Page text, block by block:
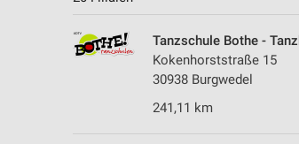
Tanzschule Bothe -
Kokenhorststraße 15
30938 Burgwedel
241,11 km